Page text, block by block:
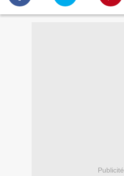
Publicité